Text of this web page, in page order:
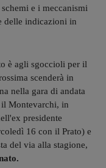
e i meccanismi
delle indicazioni in
è agli sgoccioli per il
scenderà in
nella gara di andata
il Montevarchi, in
presidente
16 con il Prato) e
del via alla stagione,